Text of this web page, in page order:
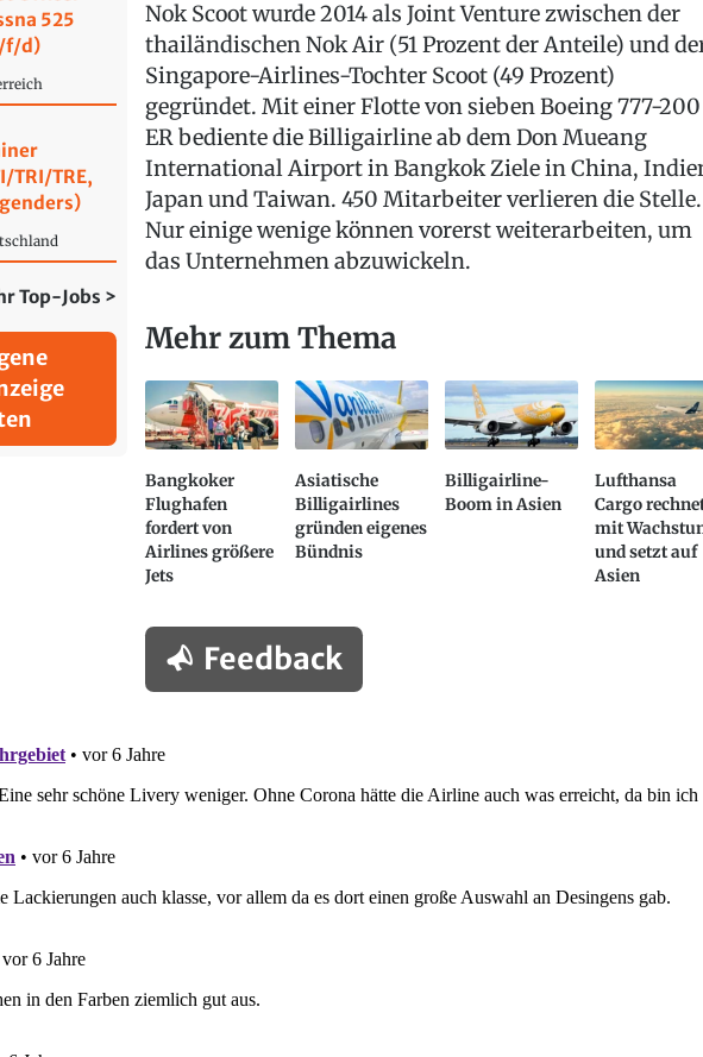
525
f/d)
TRI/TRE,
Top-Jobs >
Nok Scoot wurde 2014 als Joint Venture zwischen der
thailändischen Nok Air (51 Prozent der Anteile) und
Singapore-Airlines-Tochter Scoot (49 Prozent)
gegründet. Mit einer Flotte von sieben Boeing 777-200
ER bediente die Billigairline ab dem Don Mueang
International Airport in Bangkok Ziele in China,
Japan und Taiwan. 450 Mitarbeiter verlieren die Stelle.
Nur einige wenige können vorerst weiterarbeiten, um
das Unternehmen abzuwickeln.
Mehr zum Thema
Bangkoker
Flughafen
fordert von
Airlines größere
Jets
Asiatische
Billigairlines
gründen eigenes
Bündnis
Billigairline-
Boom in Asien
Lufthansa
Cargo
mit
und setzt auf
Asien
Feedback